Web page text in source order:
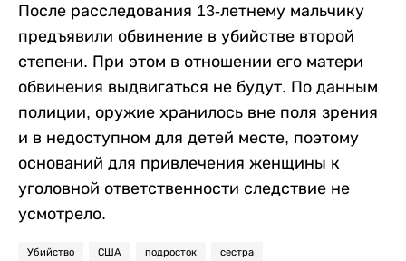
После расследования 13-летнему мальчику
предъявили обвинение в убийстве второй
степени. При этом в отношении его матери
обвинения выдвигаться не будут. По данным
полиции, оружие хранилось вне поля зрения
и в недоступном для детей месте, поэтому
оснований для привлечения женщины к
уголовной ответственности следствие не
усмотрело.
Убийство США подросток сестра